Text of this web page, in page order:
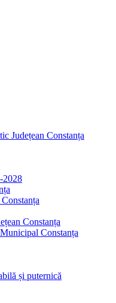
Județean Constanța
2028
Constanța
Constanța
și puternică